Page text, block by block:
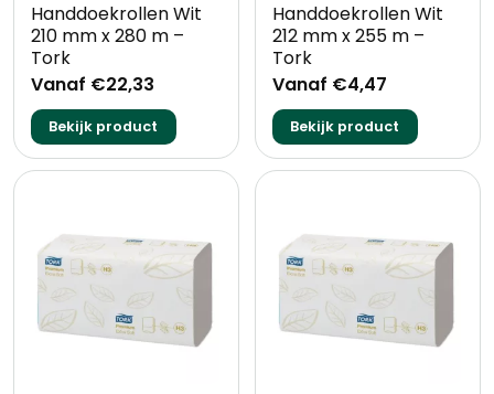
Handdoekrollen Wit
210 mm x 280 m –
Tork
Vanaf €22,33
Bekijk product
Handdoekrollen Wit
212 mm x 255 m –
Tork
Vanaf €4,47
Bekijk product